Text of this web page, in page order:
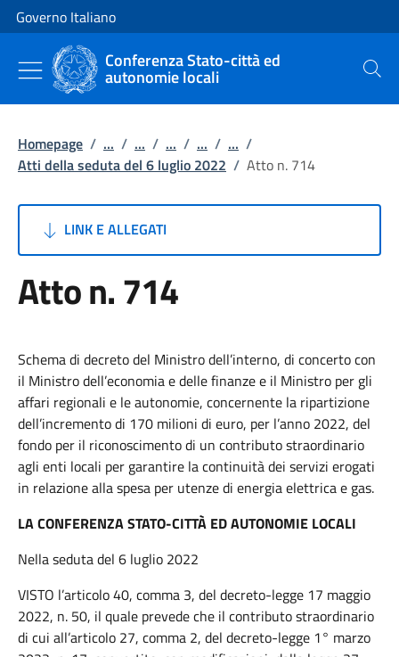
Vai al contenuto
Vai alla navigazione del sito
Governo Italiano
Conferenza Stato-città ed
autonomie locali Cerca
Homepage / ... / ... / ... / ... / ... /
Atti della seduta del 6 luglio 2022 / Atto n. 714
LINK E ALLEGATI
Atto n. 714
Schema di decreto del Ministro dell’interno, di concerto con
il Ministro dell’economia e delle finanze e il Ministro per gli
affari regionali e le autonomie, concernente la ripartizione
dell’incremento di 170 milioni di euro, per l’anno 2022, del
fondo per il riconoscimento di un contributo straordinario
agli enti locali per garantire la continuità dei servizi erogati
in relazione alla spesa per utenze di energia elettrica e gas.
LA CONFERENZA STATO-CITTÀ ED AUTONOMIE LOCALI
Nella seduta del 6 luglio 2022
VISTO l’articolo 40, comma 3, del decreto-legge 17 maggio
2022, n. 50, il quale prevede che il contributo straordinario
di cui all’articolo 27, comma 2, del decreto-legge 1° marzo